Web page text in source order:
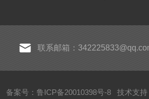
联系邮箱：
备案号：鲁ICP备20010398号-8 技术支持